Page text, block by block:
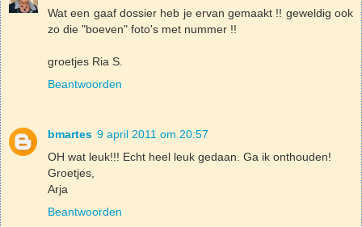
Wat een gaaf dossier heb je ervan gemaakt !! geweldig ook
zo die "boeven" foto's met nummer !!
groetjes Ria S.
Beantwoorden
bmartes 9 april 2011 om 20:57
OH wat leuk!!! Echt heel leuk gedaan. Ga ik onthouden!
Groetjes,
Arja
Beantwoorden